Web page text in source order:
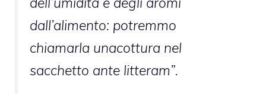
dall’alimento: potremmo
chiamarla unacottura nel
sacchetto ante litteram”.